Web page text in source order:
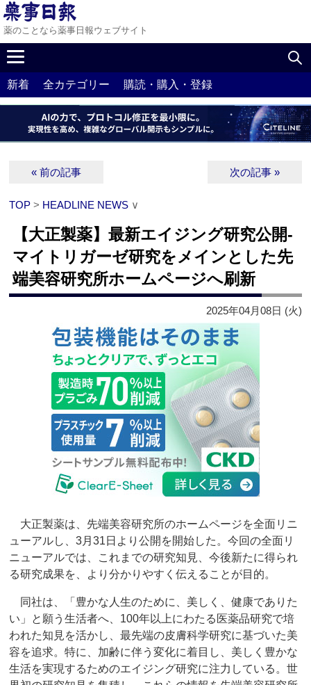
薬のことなら薬事日報ウェブサイト
新着 全カテゴリー 購読・購入・登録
« 前の記事 次の記事 »
TOP > HEADLINE NEWS ∨
【大正製薬】最新エイジング研究公開‐
マイトリガーゼ研究をメインとした先
端美容研究所ホームページへ刷新
2025年04月08日 (火)
大正製薬は、先端美容研究所のホームページを全面リニ
ューアルし、3月31日より公開を開始した。今回の全面リ
ニューアルでは、これまでの研究知見、今後新たに得られ
る研究成果を、より分かりやすく伝えることが目的。
同社は、「豊かな人生のために、美しく、健康でありた
い」と願う生活者へ、100年以上にわたる医薬品研究で培
われた知見を活かし、最先端の皮膚科学研究に基づいた美
容を追求。特に、加齢に伴う変化に着目し、美しく豊かな
生活を実現するためのエイジング研究に注力している。世